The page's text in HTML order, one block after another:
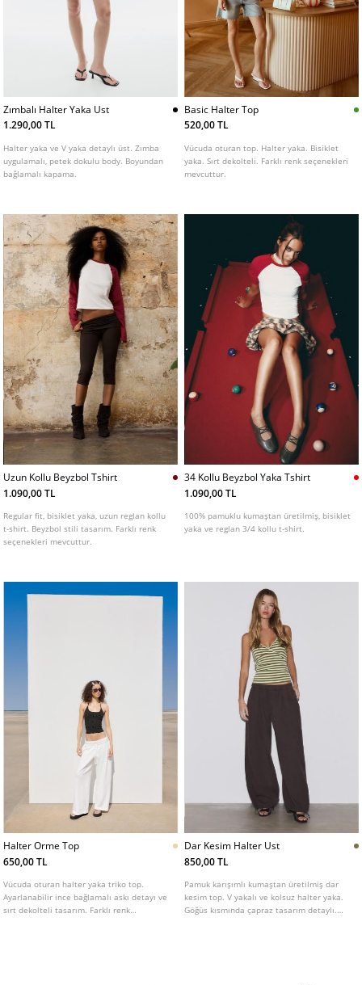
Zımbalı Halter Yaka Ust
1.290,00 TL
Halter yaka ve V yaka detaylı üst. Zımba
uygulamalı, petek dokulu body. Boyundan
bağlamalı kapama.
Basic Halter Top
520,00 TL
Vücuda oturan top. Halter yaka. Bisiklet
yaka. Sırt dekolteli. Farklı renk seçenekleri
mevcuttur.
Uzun Kollu Beyzbol Tshirt
1.090,00 TL
Regular fit, bisiklet yaka, uzun reglan kollu
t-shirt. Beyzbol stili tasarım. Farklı renk
seçenekleri mevcuttur.
34 Kollu Beyzbol Yaka Tshirt
1.090,00 TL
100% pamuklu kumaştan üretilmiş, bisiklet
yaka ve reglan 3/4 kollu t-shirt.
Halter Orme Top
650,00 TL
Vücuda oturan halter yaka triko top.
Ayarlanabilir ince bağlamalı askı detayı ve
sırt dekolteli tasarım. Farklı renk
Dar Kesim Halter Ust
850,00 TL
Pamuk karışımlı kumaştan üretilmiş dar
kesim top. V yakalı ve kolsuz halter yaka.
Göğüs kısmında çapraz tasarım detaylı.